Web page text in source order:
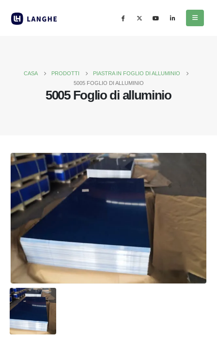
CASA PRODOTTI
PIASTRA IN FOGLIO DI ALLUMINIO
5005 FOGLIO DI ALLUMINIO
5005 Foglio di alluminio